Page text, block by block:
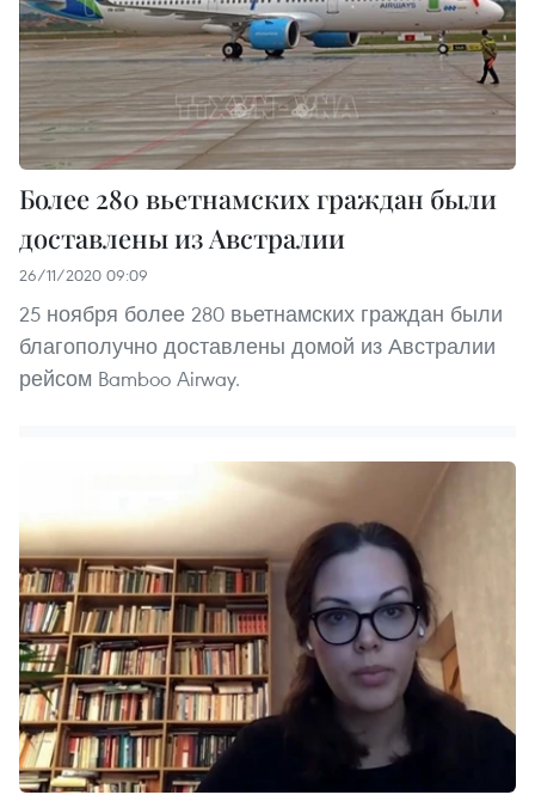
Более 280 вьетнамских граждан были
доставлены из Австралии
26/11/2020 09:09
25 ноября более 280 вьетнамских граждан были
благополучно доставлены домой из Австралии
рейсом Bamboo Airway.